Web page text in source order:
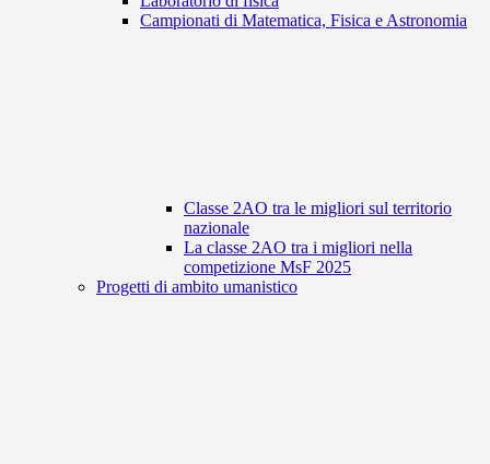
Campionati di Matematica, Fisica e Astronomia
Classe 2AO tra le migliori sul territorio
nazionale
La classe 2AO tra i migliori nella
competizione MsF 2025
Progetti di ambito umanistico